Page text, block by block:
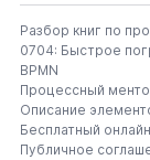
Разбор книг по
0704: Быстрое
BPMN
Процессный
Описание
Бесплатный
Публичное